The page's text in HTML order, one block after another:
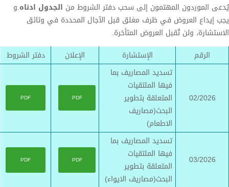
يُدعى الموردون المهتمون إلى سحب دفتر الشروط من الجدول ادناه.و
يجب إيداع العروض في ظرف مغلق قبل الآجال المحددة في وثائق
الاستشارة، ولن تُقبل العروض المتأخرة.
الرقم
الإستشارة الإعلان دفتر الشروط
02/2026
تسديد المصاريف بما
فيها الملتقيات
المتعلقة بتطوير
البحث(مصاريف
الاطعام)
PDF
PDF
03/2026
تسديد المصاريف بما
فيها الملتقيات
المتعلقة بتطوير
البحث(مصاريف الايواء)
PDF
PDF